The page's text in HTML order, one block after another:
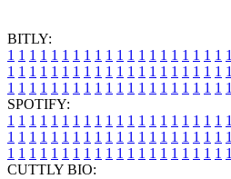
BITLY:
1 1 1 1 1 1 1 1 1 1 1 1 1 1 1 1 1 1 1 1 1
1 1 1 1 1 1 1 1 1 1 1 1 1 1 1 1 1 1 1 1 1
1 1 1 1 1 1 1 1 1 1 1 1 1 1 1 1 1 1 1 1 1
SPOTIFY:
1 1 1 1 1 1 1 1 1 1 1 1 1 1 1 1 1 1 1 1 1
1 1 1 1 1 1 1 1 1 1 1 1 1 1 1 1 1 1 1 1 1
1 1 1 1 1 1 1 1 1 1 1 1 1 1 1 1 1 1 1 1 1
CUTTLY BIO: